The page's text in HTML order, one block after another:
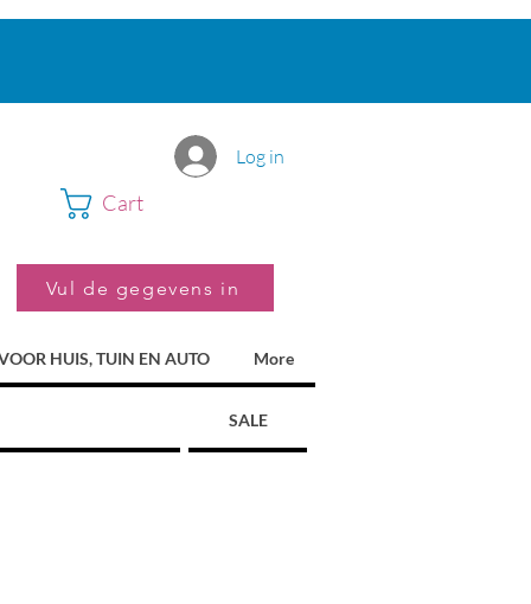
Log in
Cart
Vul de gegevens in
HUIS, TUIN EN AUTO More
SALE